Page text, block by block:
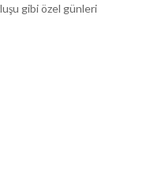
gibi özel günleri